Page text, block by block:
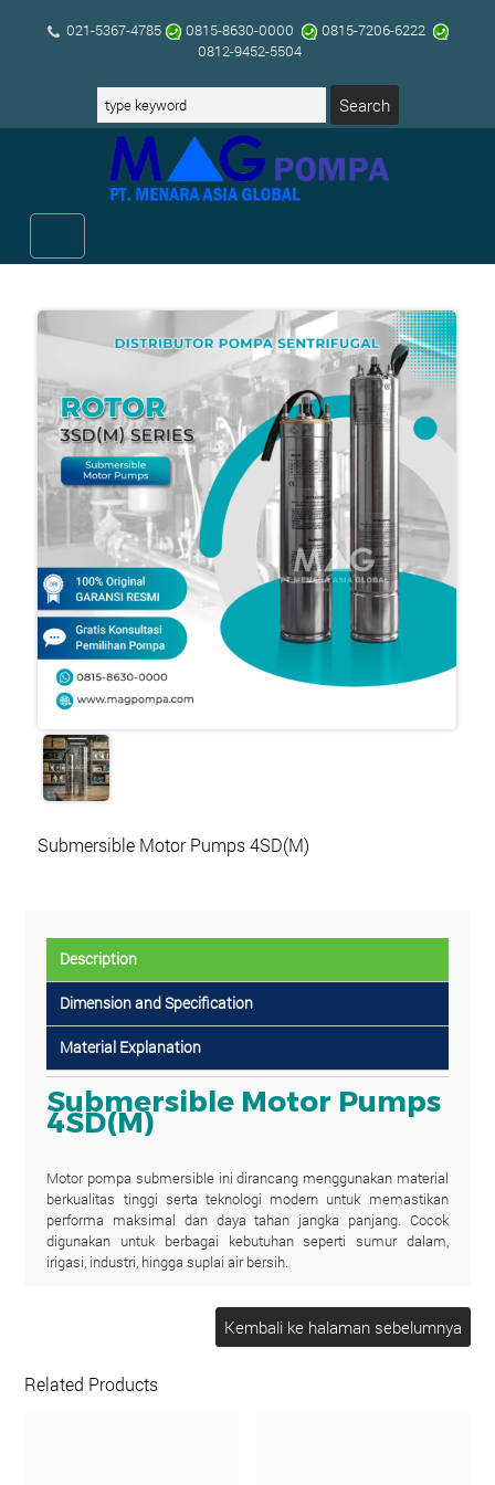
021-5367-4785 0815-8630-0000
0815-7206-6222
0812-9452-5504
Submersible Motor Pumps 4SD(M)
Description
Dimension and Specification
Material Explanation
Submersible Motor Pumps
4SD(M)
Motor pompa submersible ini dirancang menggunakan material
berkualitas tinggi serta teknologi modern untuk memastikan
performa maksimal dan daya tahan jangka panjang. Cocok
digunakan untuk berbagai kebutuhan seperti sumur dalam,
irigasi, industri, hingga suplai air bersih.
berbasis oli yang efektif menjaga suhu kumparan tetap stabil,
sehingga mencegah overheating dan memperpanjang umur
(bearing) yang dilumasi secara permanen, memberikan kinerja
Related Products